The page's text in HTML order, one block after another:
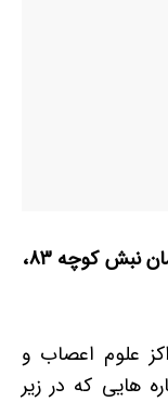
شیراز، خیابان قصر دشت، ساختمان نبش کوچه 83،
علوم اعصاب و
هایی که در زیر